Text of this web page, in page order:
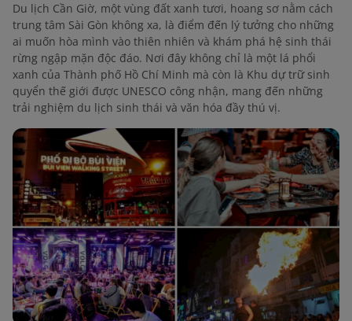
Du lịch Cần Giờ, một vùng đất xanh tươi, hoang sơ nằm cách
trung tâm Sài Gòn không xa, là điểm đến lý tưởng cho những
ai muốn hòa mình vào thiên nhiên và khám phá hệ sinh thái
rừng ngập mặn độc đáo. Nơi đây không chỉ là một lá phổi
xanh của Thành phố Hồ Chí Minh mà còn là Khu dự trữ sinh
quyển thế giới được UNESCO công nhận, mang đến những
trải nghiệm du lịch sinh thái và văn hóa đầy thú vị.